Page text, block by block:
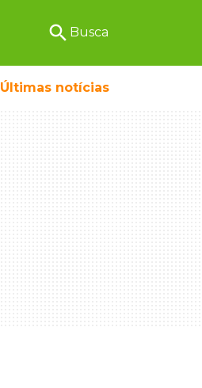
search Busca
Últimas notícias